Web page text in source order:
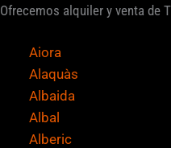
f
Ofrecemos alquiler y venta de
Aiora
Alaquàs
Albaida
Albal
Alberic